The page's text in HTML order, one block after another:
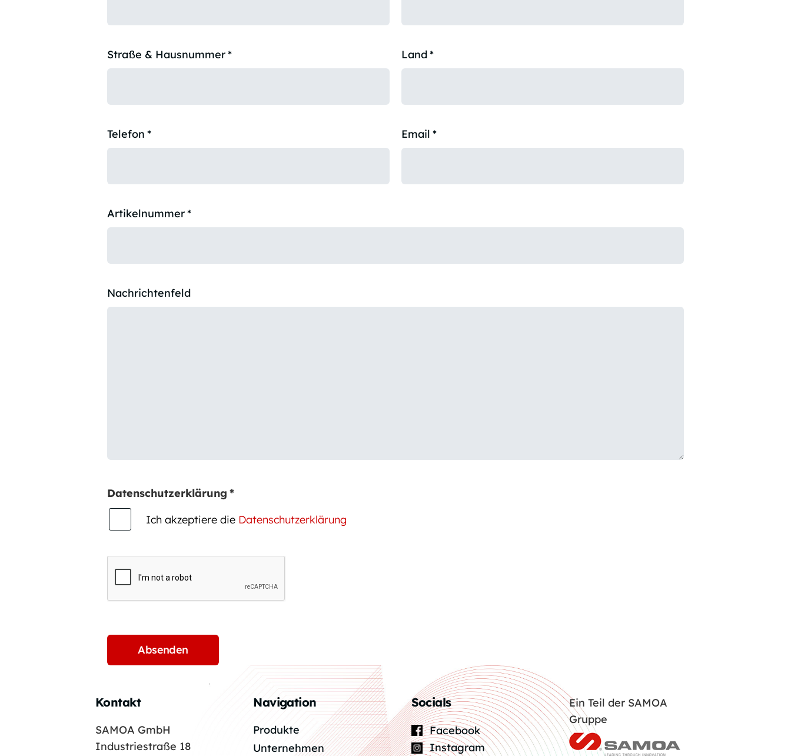
Straße & Hausnummer* Land*
Telefon * Email *
Artikelnummer*
Nachrichtenfeld
Datenschutzerklärung *
Ich akzeptiere die Datenschutzerklärung
Kontakt
SAMOA GmbH
Industriestraße 18
Navigation
Produkte
Unternehmen
Socials
Facebook
Instagram
Ein Teil der SAMOA
Gruppe